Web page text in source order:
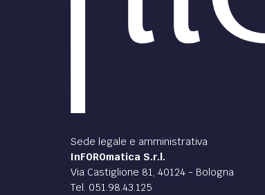
Sede legale e amministrativa
InFOROmatica S.r.l.
Via Castiglione 81, 40124 - Bologna
Tel. 051.98.43.125